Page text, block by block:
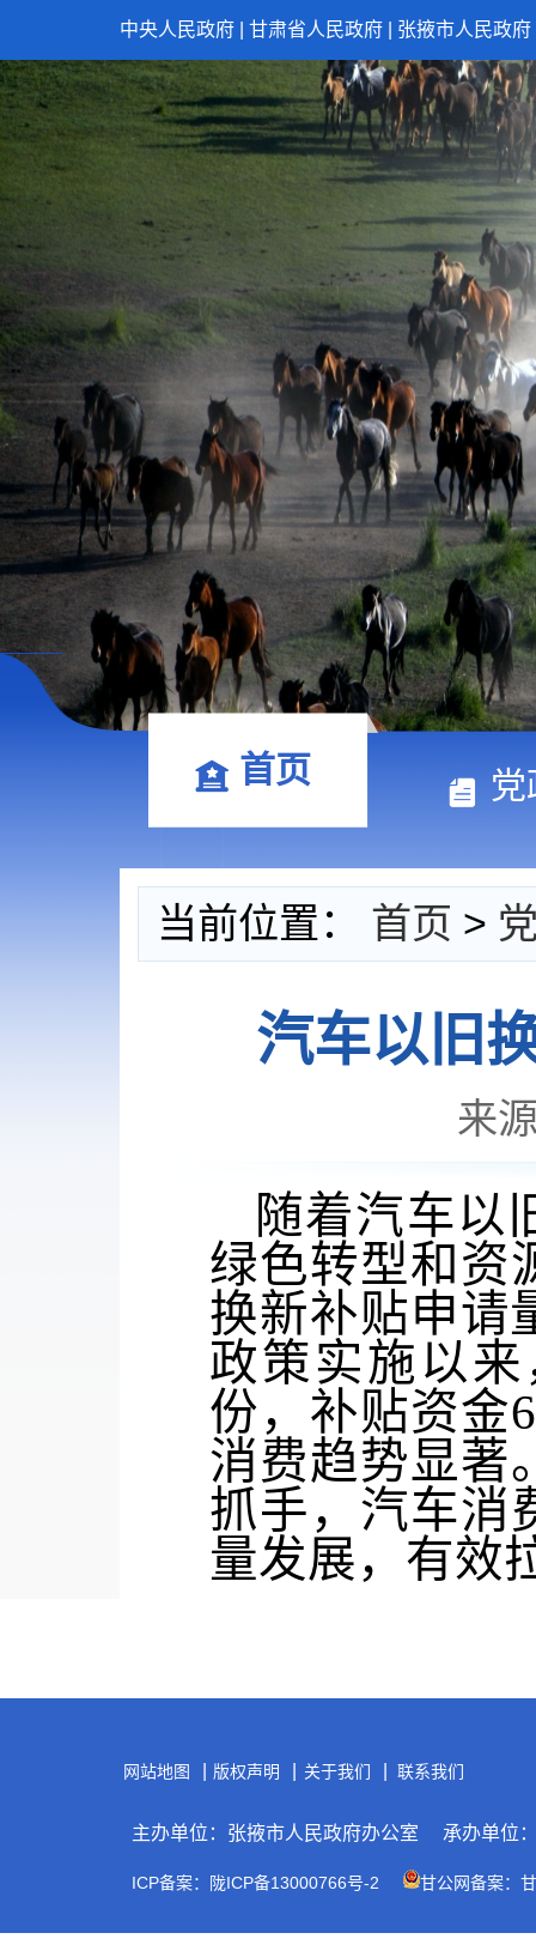
中央人民政府 甘肃省人民政府 张掖市人民政府
首页 党
当前位置： 首页 >
汽车以旧
来
随着汽车以
绿色转型和资
换新补贴申请
政策实施以来
份 ，补贴资金
消费趋势显著
抓手， 汽车消
量发展，有效
网站地图 版权声明 关于我们 联系我们
主办单位：张掖市人民政府办公室 承办单位
ICP备案：陇ICP备13000766号-2 甘公网备案：